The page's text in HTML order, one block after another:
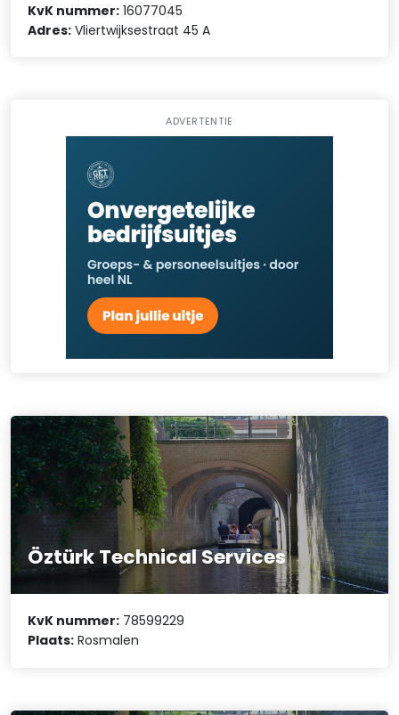
KvK nummer: 16077045
Adres: Vliertwijksestraat 45 A
ADVERTENTIE
Öztürk Technical Services
KvK nummer: 78599229
Plaats: Rosmalen